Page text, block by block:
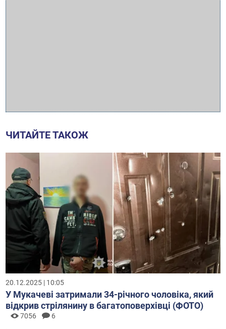
ЧИТАЙТЕ ТАКОЖ
20.12.2025 | 10:05
У Мукачеві затримали 34-річного чоловіка, який
відкрив стрілянину в багатоповерхівці (ФОТО)
7056 6